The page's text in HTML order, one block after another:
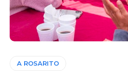
A ROSARITO